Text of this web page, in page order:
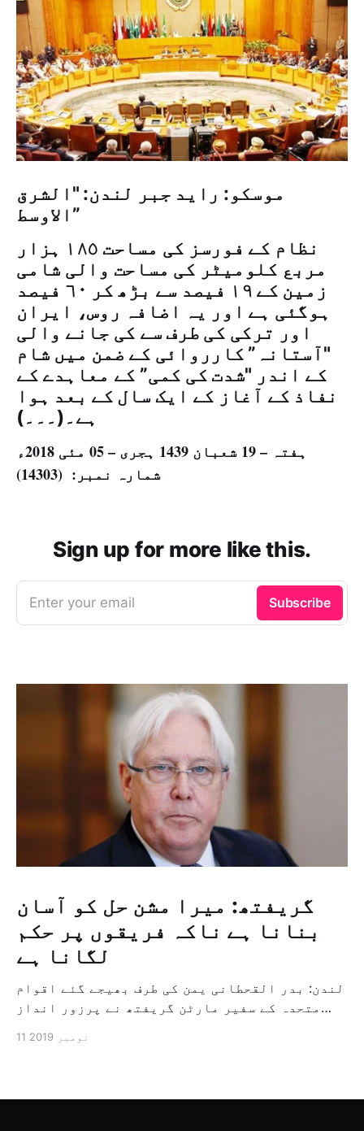
موسکو: راید جبر لندن: "الشرق
الاوسط”
نظام کے فورسز کی مساحت ١٨٥ ہزار
مربع کلومیٹر کی مساحت والی شامی
زمین کے ١٩ فیصد سے بڑھ کر ٦٠ فیصد
ہوگئی ہے اور یہ اضافہ روس، ایران
اور ترکی کی طرف سے کی جانے والی
"آستانہ” کارروائی کے ضمن میں شام
کے اندر "شدت کی کمی” کے معاہدے کے
نفاذ کے آغاز کے ایک سال کے بعد ہوا
ہے۔(۔۔۔)
ہفتہ – 19 شعبان 1439 ہجری – 05 مئی 2018ء
شمارہ نمبر: (14303)
Sign up for more like this.
Enter your email Subscribe
گریفتھ: میرا مشن حل کو آسان
بنانا ہے ناکہ فریقوں پر حکم
لگانا ہے
لندن: بدر القحطانی یمن کی طرف بھیجے گئے اقوام
متحدہ کے سفیر مارٹن گریفتھ نے پرزور انداز
ثالثی اور اس کشمکش کی حدبندی کرنے کے لئے ایک
11 نومبر 2019